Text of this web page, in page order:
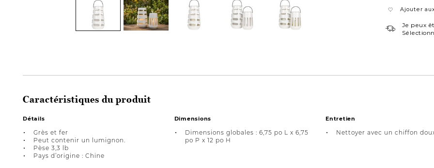
Ajouter
Je peux
Caractéristiques du produit
Détails
Grès et fer
Peut contenir un lumignon.
Pèse 3,3 lb
Pays d’origine : Chine
Dimensions
Dimensions globales : 6,75 po L x 6,75
po P x 12 po H
Entretien
Nettoyer avec un chiffon